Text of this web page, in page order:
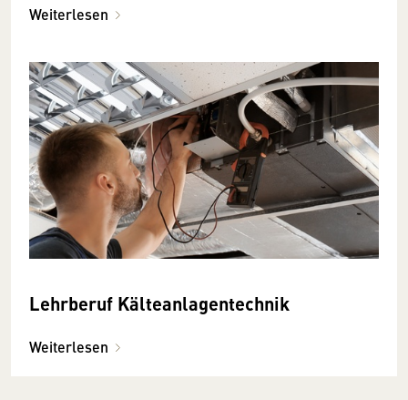
Weiterlesen
Lehrberuf Kälteanlagentechnik
Weiterlesen